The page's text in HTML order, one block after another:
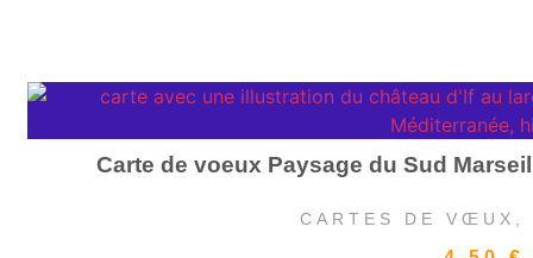
Carte de voeux Paysage du Sud
CARTES DE VŒUX